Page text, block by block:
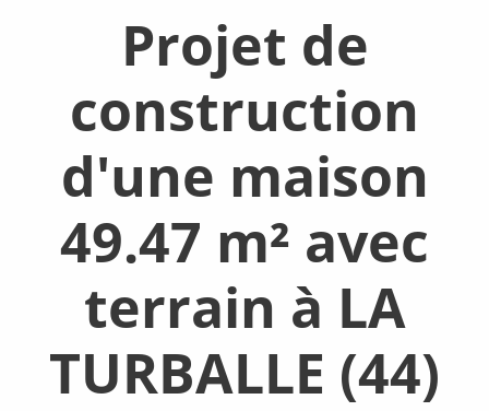
Projet de
construction
d'une maison
49.47 m² avec
terrain à LA
TURBALLE (44)